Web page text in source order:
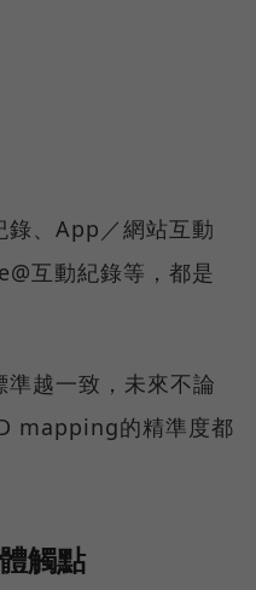
錄、App／網站互動
互動紀錄等，都是
越一致，未來不論
mapping的精準度都
觸點